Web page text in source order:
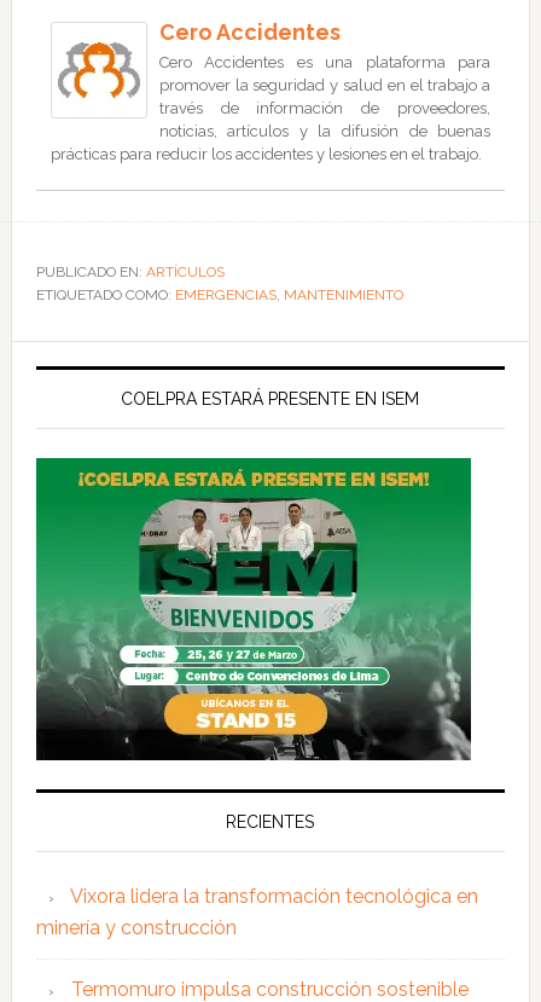
Cero Accidentes
Cero Accidentes es una plataforma para
promover la seguridad y salud en el trabajo a
través de información de proveedores,
noticias, artículos y la difusión de buenas
prácticas para reducir los accidentes y lesiones en el trabajo.
PUBLICADO EN: ARTÍCULOS
ETIQUETADO COMO: EMERGENCIAS, MANTENIMIENTO
COELPRA ESTARÁ PRESENTE EN ISEM
RECIENTES
Vixora lidera la transformación tecnológica en
minería y construcción
Termomuro impulsa construcción sostenible